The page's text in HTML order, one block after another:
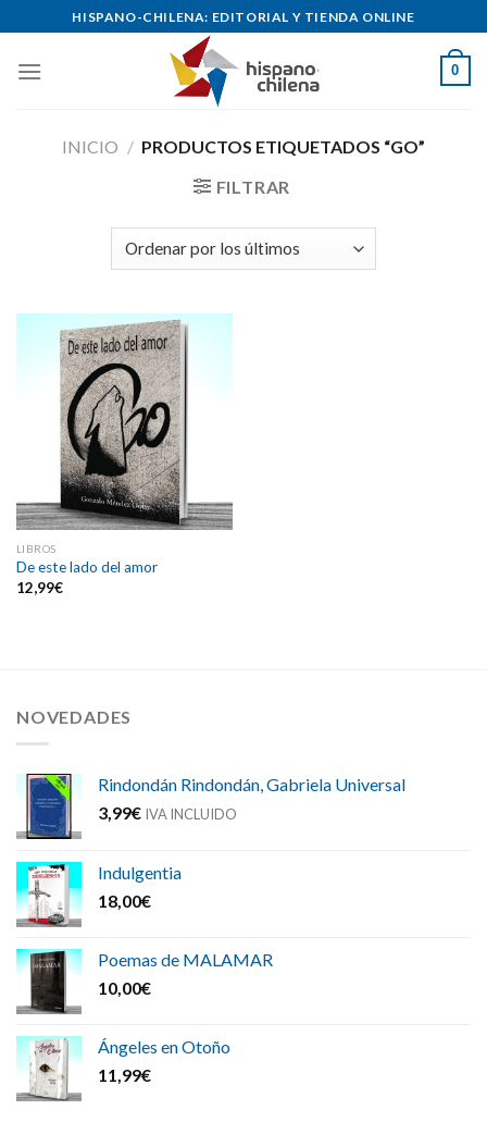
to
content
HISPANO-CHILENA: EDITORIAL Y TIENDA ONLINE
0
INICIO / PRODUCTOS ETIQUETADOS “GO”
FILTRAR
LIBROS
De este lado del amor
12,99€
NOVEDADES
Rindondán Rindondán, Gabriela Universal
3,99€ IVA INCLUIDO
Indulgentia
18,00€
Poemas de MALAMAR
10,00€
Ángeles en Otoño
11,99€